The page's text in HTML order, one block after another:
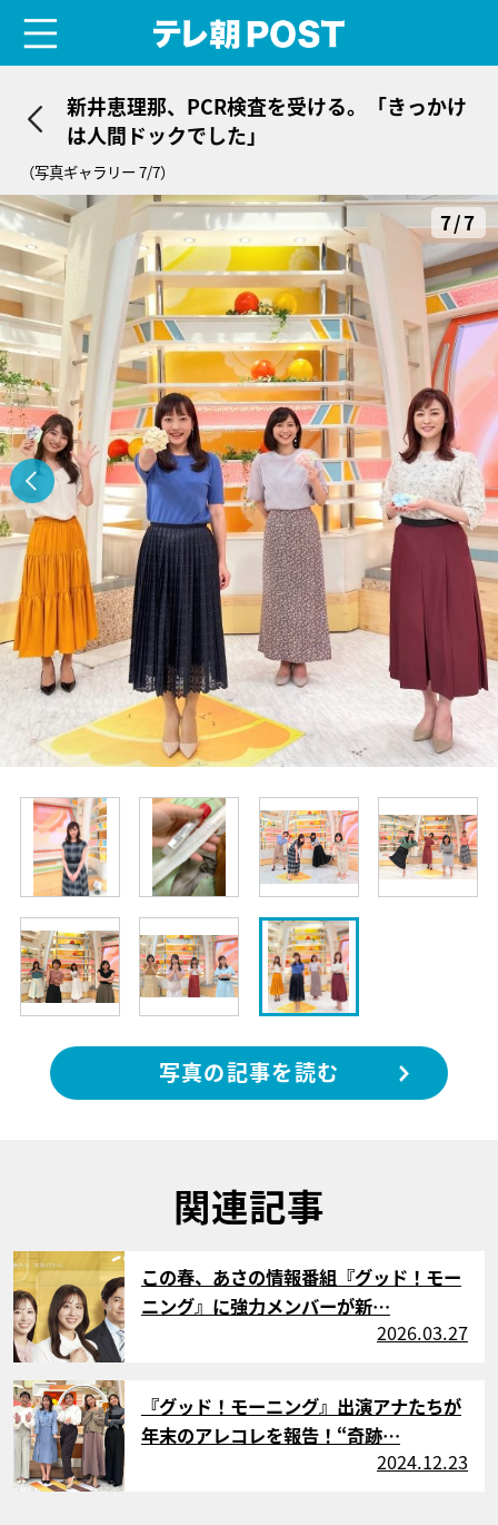
新井恵理那、PCR検査を受ける。「きっかけ
は人間ドックでした」
（写真ギャラリー 7/7）
7/7
写真の記事を読む
関連記事
サムネイル
この春、あさの情報番組『グッド！モー
ニング』に強力メンバーが新…
2026.03.27
サムネイル
『グッド！モーニング』出演アナたちが
年末のアレコレを報告！“奇跡…
2024.12.23